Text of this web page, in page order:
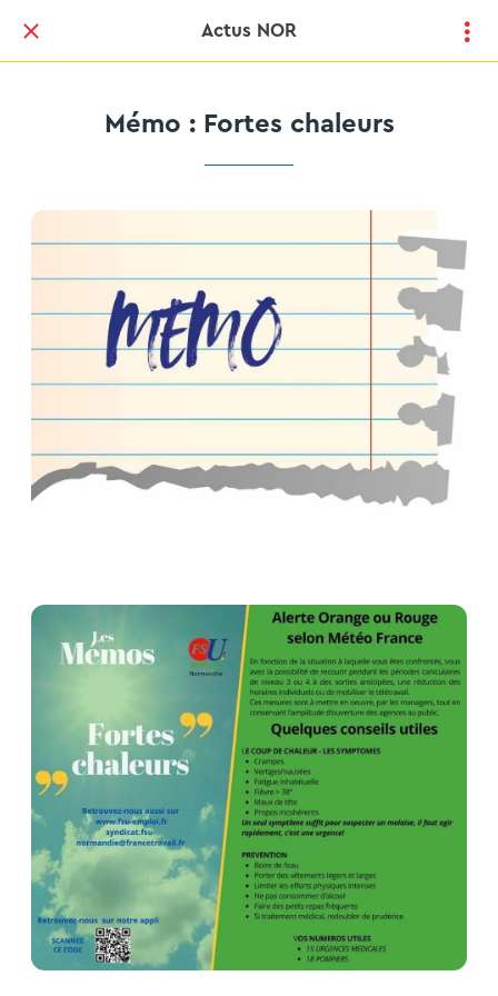
Actus NOR
Mémo : Fortes chaleurs